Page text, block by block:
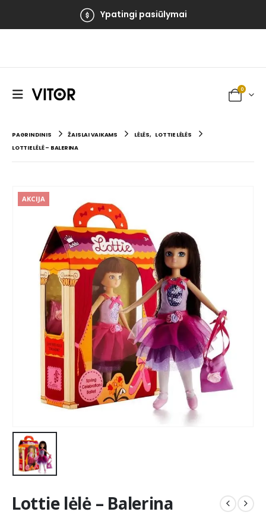
Ypatingi pasiūlymai
0
PAGRINDINIS ŽAISLAI VAIKAMS LĖLĖS, LOTTIE LĖLĖS
LOTTIE LĖLĖ – BALERINA
AKCIJA
Lottie lėlė – Balerina